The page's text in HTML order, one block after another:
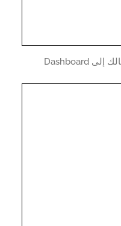
بعد الانتهاء من التثبيت ، سيتم إرسالك إلى Dashboard